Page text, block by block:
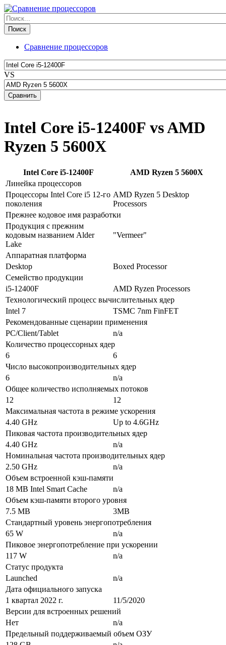
Сравнение процессоров
VS
Intel Core i5-12400F vs AMD
Ryzen 5 5600X
Intel Core i5-12400F
AMD Ryzen 5 5600X
Линейка процессоров
Процессоры Intel Core i5 12-го
поколения
AMD Ryzen 5 Desktop
Processors
Прежнее кодовое имя разработки
Продукция с прежним
кодовым названием Alder
Lake
"Vermeer"
Аппаратная платформа
Desktop
Boxed Processor
Семейство продукции
i5-12400F
AMD Ryzen Processors
Технологический процесс вычислительных ядер
Intel 7
TSMC 7nm FinFET
Рекомендованные сценарии применения
PC/Client/Tablet
n/a
Количество процессорных ядер
6
6
Число высокопроизводительных ядер
6
n/a
Общее количество исполняемых потоков
12
12
Максимальная частота в режиме ускорения
4.40 GHz
Up to 4.6GHz
Пиковая частота производительных ядер
4.40 GHz
n/a
Номинальная частота производительных ядер
2.50 GHz
n/a
Объем встроенной кэш-памяти
18 MB Intel Smart Cache
n/a
Объем кэш-памяти второго уровня
7.5 MB
3MB
Стандартный уровень энергопотребления
65 W
n/a
Пиковое энергопотребление при ускорении
117 W
n/a
Статус продукта
Launched
n/a
Дата официального запуска
1 квартал 2022 г.
11/5/2020
Версии для встроенных решений
Нет
n/a
Предельный поддерживаемый объем ОЗУ